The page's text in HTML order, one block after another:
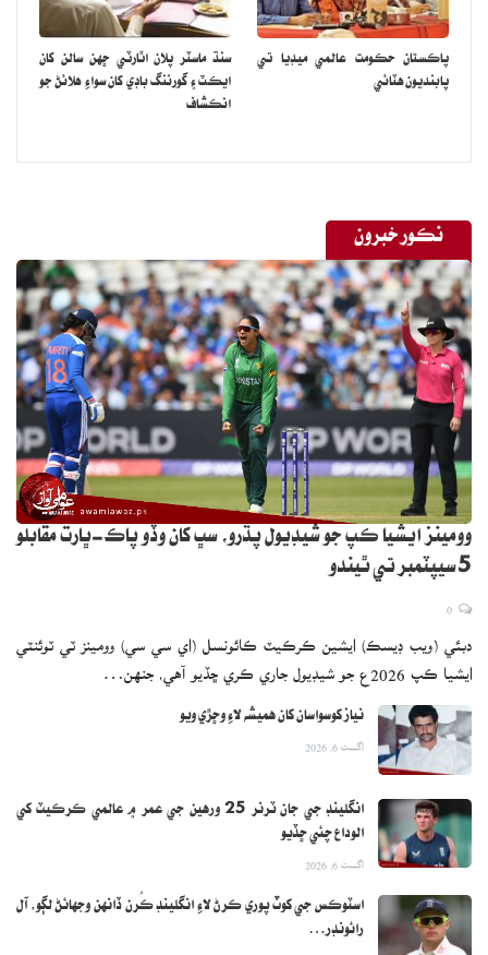
پاڪستان حڪومت عالمي ميڊيا تي
پابنديون هٽائي
سنڌ ماسٽر پلان اٿارٽي ڇهن سالن کان
ايڪٽ ۽ گورننگ باڊي کان سواءِ هلائڻ جو
انڪشاف
نڪور خبرون
وومينز ايشيا ڪپ جو شيڊيول پڌرو، سڀ کان وڏو پاڪ-ڀارت مقابلو
5 سيپٽمبر تي ٿيندو
دبئي (ويب ڊيسڪ) ايشين ڪرڪيٽ ڪائونسل (اي سي سي) وومينز ٽي ٽوئنٽي
ايشيا ڪپ 2026ع جو شيڊيول جاري ڪري ڇڏيو آهي، جنهن…
نياز کوسواسان کان هميشه لاءِ وڇڙي ويو
اگست 6, 2026
انگلينڊ جي جان ٽرنر 25 ورهين جي عمر ۾ عالمي ڪرڪيٽ کي
الوداع چئي ڇڏيو
اگست 6, 2026
اسٽوڪس جي کوٽ پوري ڪرڻ لاءِ انگلينڊ ڪُرن ڏانهن وجهائڻ لڳو، آل
رائونڊر…